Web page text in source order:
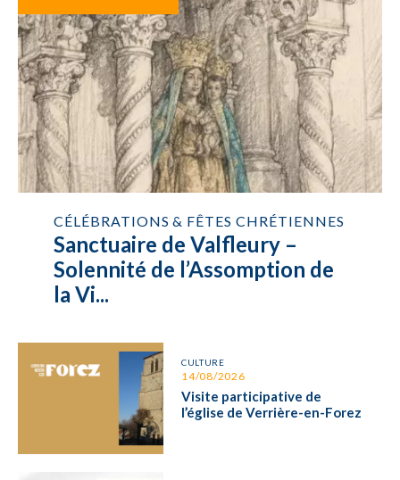
CÉLÉBRATIONS & FÊTES CHRÉTIENNES
Sanctuaire de Valfleury –
Solennité de l’Assomption de
la Vi...
CULTURE
14/08/2026
Visite participative de
l’église de Verrière-en-Forez